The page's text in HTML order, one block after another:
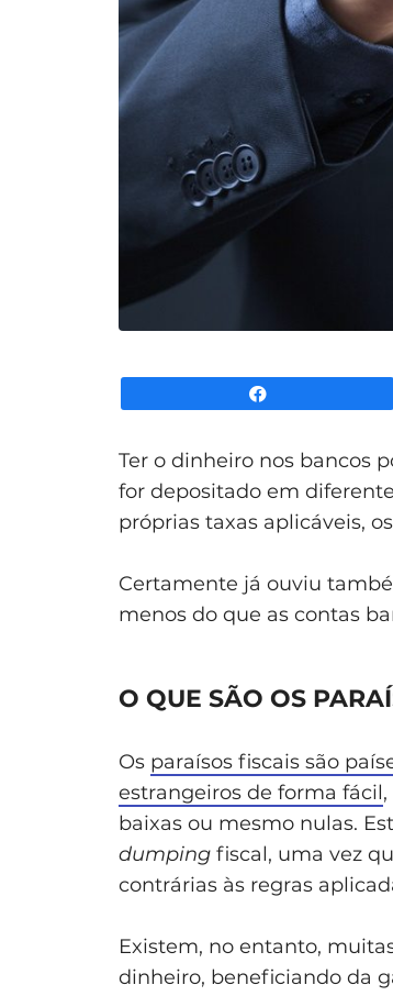
Ter o dinheiro nos bancos
for depositado em
próprias taxas aplicáveis,
Certamente já ouviu
menos do que as contas
O QUE SÃO OS
Os paraísos fiscais são
estrangeiros de forma fácil
baixas ou mesmo nulas.
dumping fiscal, uma vez
contrárias às regras
Existem, no entanto,
dinheiro, beneficiando da